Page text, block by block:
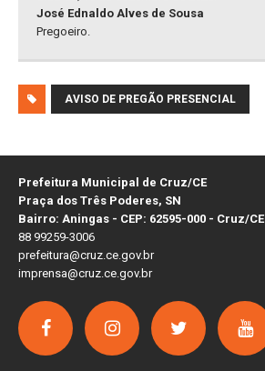
José Ednaldo Alves de Sousa
Pregoeiro.
AVISO DE PREGÃO PRESENCIAL
Prefeitura Municipal de Cruz/CE
Praça dos Três Poderes, SN
Bairro: Aningas - CEP: 62595-000 - Cruz/CE
88 99259-3006
prefeitura@cruz.ce.gov.br
imprensa@cruz.ce.gov.br